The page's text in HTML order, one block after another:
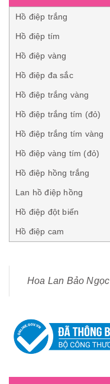
Hồ điệp trắng
Hồ điệp tím
Hồ điệp vàng
Hồ điệp đa sắc
Hồ điệp trắng vàng
Hồ điệp trắng tím (đỏ)
Hồ điệp trắng tím vàng
Hồ điệp vàng tím (đỏ)
Hồ điệp hồng trắng
Lan hồ điệp hồng
Hồ điệp đột biến
Hồ điệp cam
Hoa Lan Bảo Ngọc